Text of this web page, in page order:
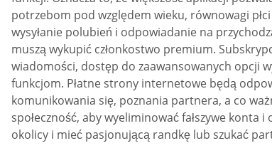
potrzebom pod względem wieku, równowagi
wysyłanie polubień i odpowiadanie na
muszą wykupić członkostwo premium.
wiadomości, dostęp do zaawansowanych opcji
funkcjom. Płatne strony internetowe będą
komunikowania się, poznania partnera, a co
społeczność, aby wyeliminować fałszywe
okolicy i mieć pasjonującą randkę lub szukać